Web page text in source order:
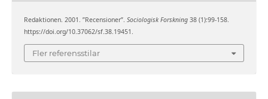
Redaktionen. 2001. ”Recensioner”. Sociologisk Forskning38 (1):99-158.
https://doi.org/10.37062/sf.38.19451.
Fler referensstilar